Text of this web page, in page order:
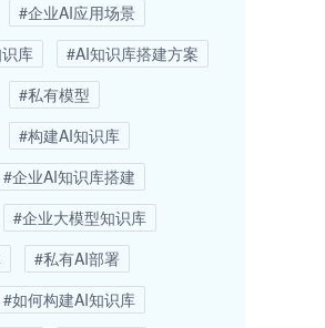
#企业AI应用场景
库
#AI知识库搭建方案
#私有模型
#构建AI知识库
#企业AI知识库搭建
#企业大模型知识库
#私有AI部署
#如何构建AI知识库